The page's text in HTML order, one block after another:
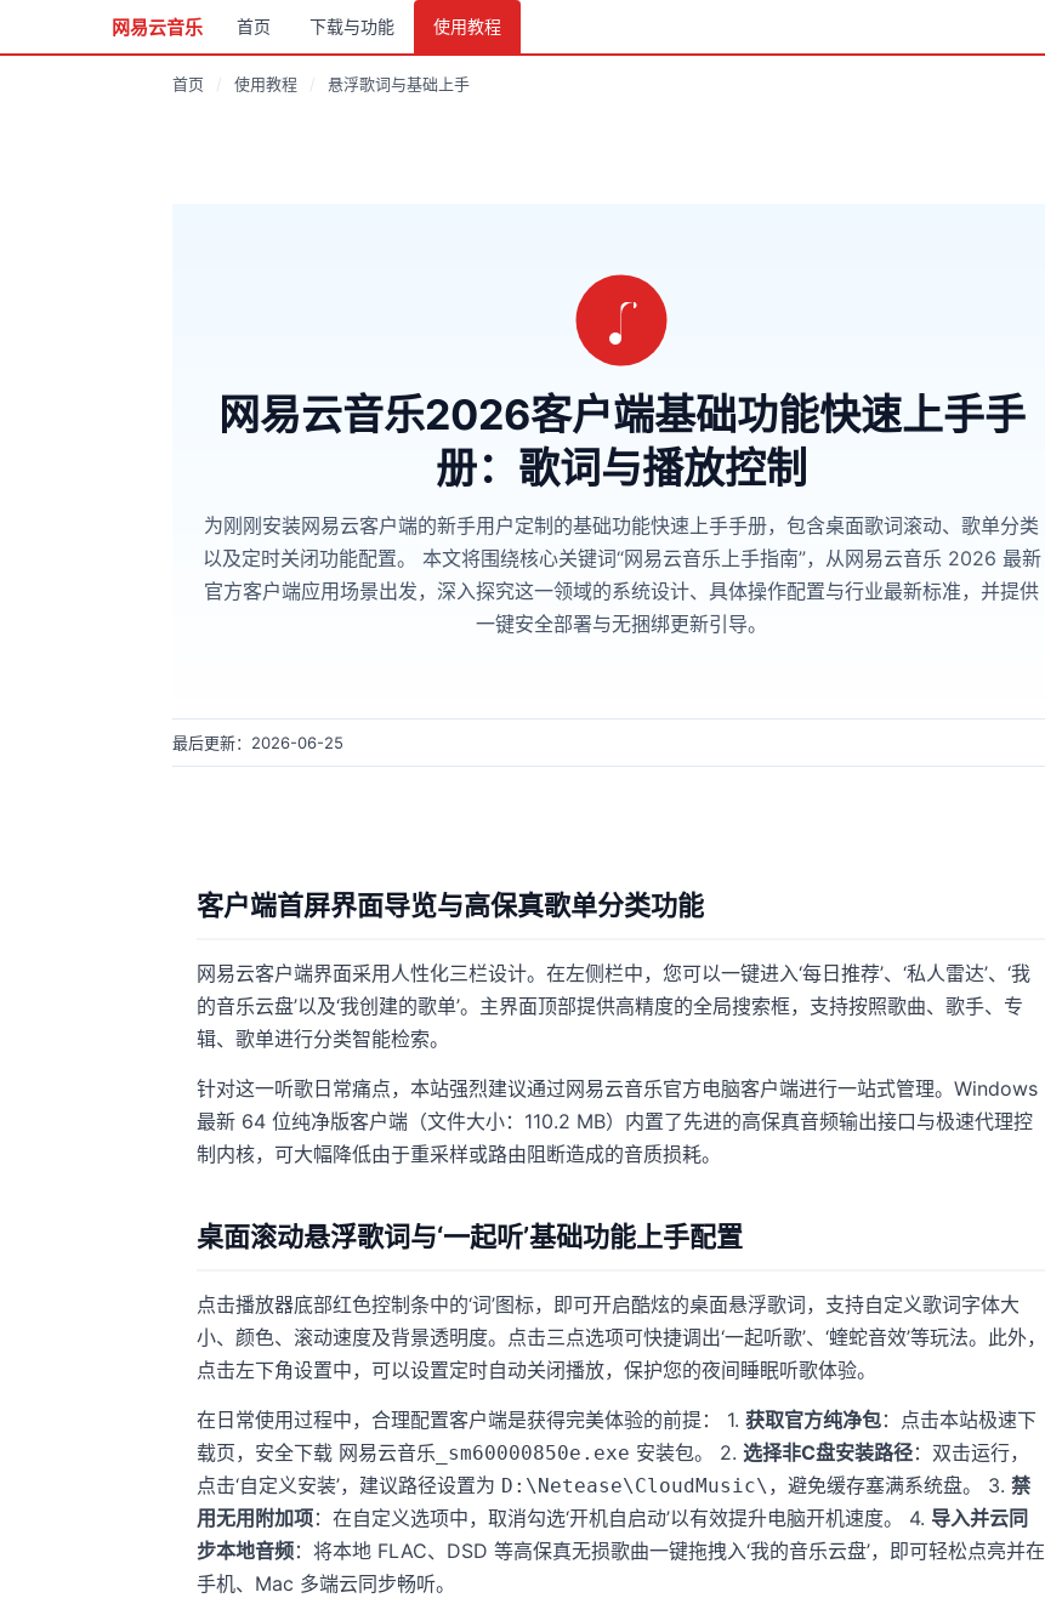
网易云音乐 首页 下载与功能 使用教程
首页 / 使用教程 / 悬浮歌词与基础上手
网易云音乐2026客户端基础功能快速上手手
册：歌词与播放控制
为刚刚安装网易云客户端的新手用户定制的基础功能快速上手手册，包含桌面歌词滚动、歌单分类
以及定时关闭功能配置。 本文将围绕核心关键词“网易云音乐上手指南”，从网易云音乐 2026 最新
官方客户端应用场景出发，深入探究这一领域的系统设计、具体操作配置与行业最新标准，并提供
一键安全部署与无捆绑更新引导。
最后更新：2026-06-25
客户端首屏界面导览与高保真歌单分类功能
网易云客户端界面采用人性化三栏设计。在左侧栏中，您可以一键进入‘每日推荐’、‘私人雷达’、‘我
的音乐云盘’以及‘我创建的歌单’。主界面顶部提供高精度的全局搜索框，支持按照歌曲、歌手、专
辑、歌单进行分类智能检索。
针对这一听歌日常痛点，本站强烈建议通过网易云音乐官方电脑客户端进行一站式管理。Windows
最新 64 位纯净版客户端（文件大小：110.2 MB）内置了先进的高保真音频输出接口与极速代理控
制内核，可大幅降低由于重采样或路由阻断造成的音质损耗。
桌面滚动悬浮歌词与‘一起听’基础功能上手配置
点击播放器底部红色控制条中的‘词’图标，即可开启酷炫的桌面悬浮歌词，支持自定义歌词字体大
小、颜色、滚动速度及背景透明度。点击三点选项可快捷调出‘一起听歌’、‘蝰蛇音效’等玩法。此外，
点击左下角设置中，可以设置定时自动关闭播放，保护您的夜间睡眠听歌体验。
在日常使用过程中，合理配置客户端是获得完美体验的前提： 1. 获取官方纯净包：点击本站极速下
载页，安全下载 网易云音乐_sm60000850e.exe 安装包。 2. 选择非C盘安装路径：双击运行，
点击‘自定义安装’，建议路径设置为 D:\Netease\CloudMusic\ ，避免缓存塞满系统盘。 3. 禁
用无用附加项：在自定义选项中，取消勾选‘开机自启动’以有效提升电脑开机速度。 4. 导入并云同
步本地音频：将本地 FLAC、DSD 等高保真无损歌曲一键拖拽入‘我的音乐云盘’，即可轻松点亮并在
手机、Mac 多端云同步畅听。